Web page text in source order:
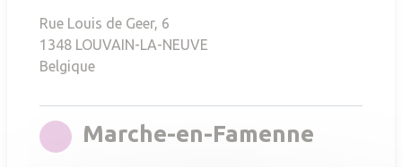
Rue Louis de Geer, 6
1348 LOUVAIN-LA-NEUVE
Belgique
Marche-en-Famenne